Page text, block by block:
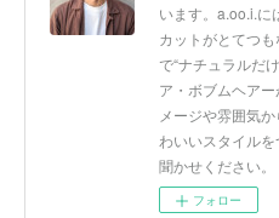
います。a.oo.i.に
カットがとてつ
で“ナチュラルだ
ア・ボブムヘア
メージや雰囲気
わいいスタイル
聞かせください。
フォロー